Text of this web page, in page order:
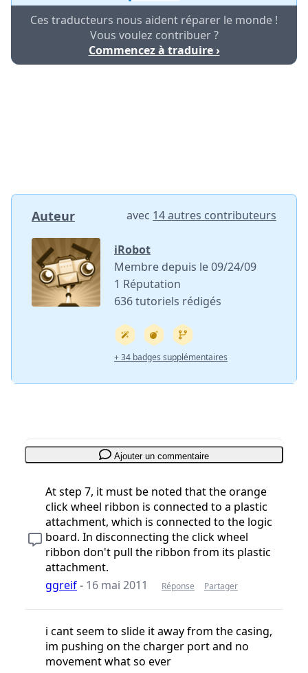
Ces traducteurs nous aident réparer le monde !
Vous voulez contribuer ?
Commencez à traduire ›
Auteur avec 14 autres contributeurs
iRobot
Membre depuis le 09/24/09
1 Réputation
636 tutoriels rédigés
+ 34 badges supplémentaires
Ajouter un commentaire
At step 7, it must be noted that the orange
click wheel ribbon is connected to a plastic
attachment, which is connected to the logic
board. In disconnecting the click wheel
ribbon don't pull the ribbon from its plastic
attachment.
ggreif- 16 mai 2011 Réponse Partager
i cant seem to slide it away from the casing,
im pushing on the charger port and no
movement what so ever